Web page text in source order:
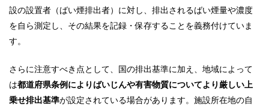
設の設置者（ばい煙排出者）に対し、排出されるばい煙量や濃度
を自ら測定し、その結果を記録・保存することを義務付けていま
す。
さらに注意すべき点として、国の排出基準に加え、地域によって
は都道府県条例によりばいじんや有害物質についてより厳しい上
乗せ排出基準が設定されている場合があります。施設所在地の自